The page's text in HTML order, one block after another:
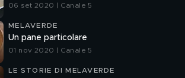
06 set 2020 | Canale 5
MELAVERDE
Un pane particolare
01 nov 2020 | Canale 5
LE STORIE DI MELAVERDE